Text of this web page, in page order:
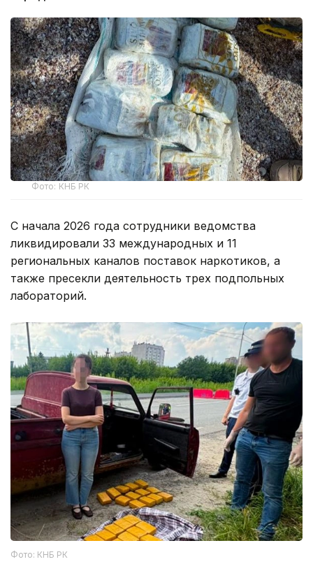
Фото: КНБ РК
С начала 2026 года сотрудники ведомства
ликвидировали 33 международных и 11
региональных каналов поставок наркотиков, а
также пресекли деятельность трех подпольных
лабораторий.
Фото: КНБ РК